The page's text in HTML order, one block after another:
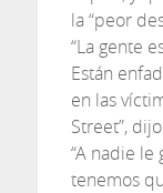
la “peor
“La gente
Están
en las
Street”,
“A nadie
tenemos